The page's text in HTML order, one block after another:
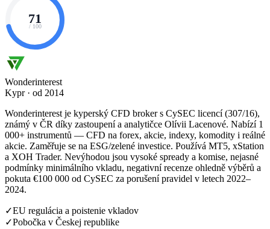
71
/ 100
Wonderinterest
Kypr · od 2014
Wonderinterest je kyperský CFD broker s CySEC licencí (307/16),
známý v ČR díky zastoupení a analytičce Olívii Lacenové. Nabízí 1
000+ instrumentů — CFD na forex, akcie, indexy, komodity i reálné
akcie. Zaměřuje se na ESG/zelené investice. Používá MT5, xStation
a XOH Trader. Nevýhodou jsou vysoké spready a komise, nejasné
podmínky minimálního vkladu, negativní recenze ohledně výběrů a
pokuta €100 000 od CySEC za porušení pravidel v letech 2022–
2024.
✓EU regulácia a poistenie vkladov
✓Pobočka v Českej republike